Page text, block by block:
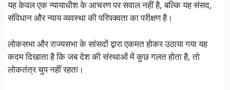
यह केवल एक न्यायाधीश के आचरण पर सवाल नहीं है, बल्कि यह संसद,
संविधान और न्याय व्यवस्था की परिपक्वता का परीक्षण है।
लोकसभा और राज्यसभा के सांसदों द्वारा एकमत होकर उठाया गया यह
कदम दिखाता है कि जब देश की संस्थाओं में कुछ गलत होता है, तो
लोकतंत्र चुप नहीं रहता।